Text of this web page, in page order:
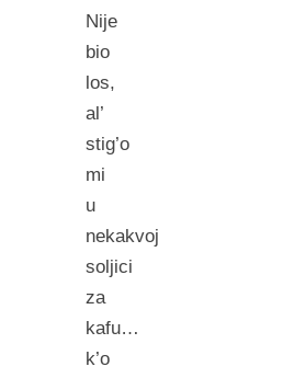
Nije
bio
los,
al’
stig’o
mi
u
nekakvoj
soljici
za
kafu…
k’o